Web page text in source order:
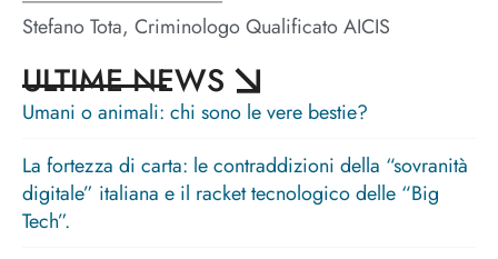
Stefano Tota, Criminologo Qualificato AICIS
ULTIME NEWS
Umani o animali: chi sono le vere bestie?
La fortezza di carta: le contraddizioni della “sovranità
digitale” italiana e il racket tecnologico delle “Big
Tech”.